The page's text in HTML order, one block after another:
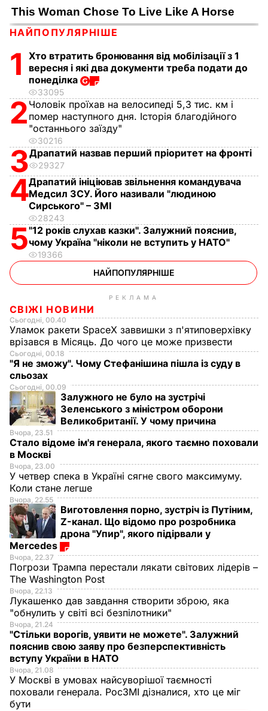
НАЙПОПУЛЯРНІШЕ
1
Хто втратить бронювання від мобілізації з 1
вересня і які два документи треба подати до
понеділка
33095
2 Чоловік проїхав на велосипеді 5,3 тис. км і
помер наступного дня. Історія благодійного
"останнього заїзду"
30216
3Драпатий назвав перший пріоритет на фронті
29327
4Драпатий ініціював звільнення командувача
Медсил ЗСУ. Його називали "людиною
Сирського" – ЗМІ
28243
5"12 років слухав казки". Залужний пояснив,
чому Україна "ніколи не вступить у НАТО"
19366
НАЙПОПУЛЯРНІШЕ
РЕКЛАМА
СВІЖІ НОВИНИ
Сьогодні, 00.40
Уламок ракети SpaceX заввишки з п'ятиповерхівку
врізався в Місяць. До чого це може призвести
Сьогодні, 00.18
"Я не зможу". Чому Стефанішина пішла із суду в
сльозах
Сьогодні, 00.09
Залужного не було на зустрічі
Зеленського з міністром оборони
Великобританії. У чому причина
Вчора, 23.51
Стало відоме ім'я генерала, якого таємно поховали
в Москві
Вчора, 23.00
У четвер спека в Україні сягне свого максимуму.
Коли стане легше
Вчора, 22.55
Виготовлення порно, зустріч із Путіним,
Z-канал. Що відомо про розробника
дрона "Упир", якого підірвали у
Mercedes
Вчора, 22.37
Погрози Трампа перестали лякати світових лідерів –
The Washington Post
Вчора, 22.13
Лукашенко дав завдання створити зброю, яка
"обнулить у світі всі безпілотники"
Вчора, 21.24
"Стільки ворогів, уявити не можете". Залужний
пояснив свою заяву про безперспективність
вступу України в НАТО
Вчора, 21.08
У Москві в умовах найсуворішої таємності
поховали генерала. РосЗМІ дізналися, хто це міг
бути